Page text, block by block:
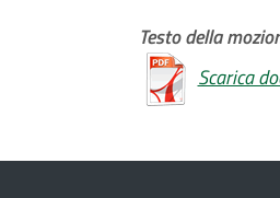
Testo della
Scarica